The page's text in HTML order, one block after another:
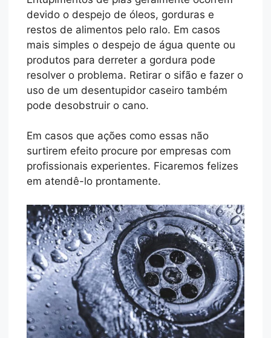
devido o despejo de óleos, gorduras e
restos de alimentos pelo ralo. Em casos
mais simples o despejo de água quente ou
produtos para derreter a gordura pode
resolver o problema. Retirar o sifão e fazer o
uso de um desentupidor caseiro também
pode desobstruir o cano.
Em casos que ações como essas não
surtirem efeito procure por empresas com
profissionais experientes. Ficaremos felizes
em atendê-lo prontamente.